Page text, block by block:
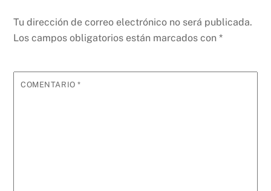
Tu dirección de correo electrónico no será publicada.
Los campos obligatorios están marcados con*
COMENTARIO*